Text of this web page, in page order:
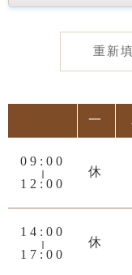
一
09:00
-
12:00
休
14:00
-
17:00
休